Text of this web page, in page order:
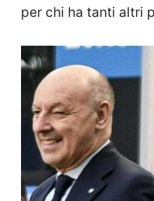
per chi ha tanti altri